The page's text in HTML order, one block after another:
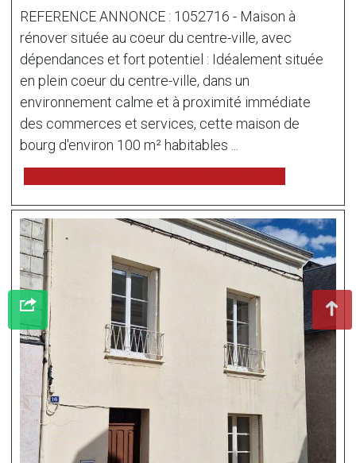
REFERENCE ANNONCE : 1052716 - Maison à
rénover située au coeur du centre-ville, avec
dépendances et fort potentiel : Idéalement située
en plein coeur du centre-ville, dans un
environnement calme et à proximité immédiate
des commerces et services, cette maison de
bourg d'environ 100 m² habitables ...